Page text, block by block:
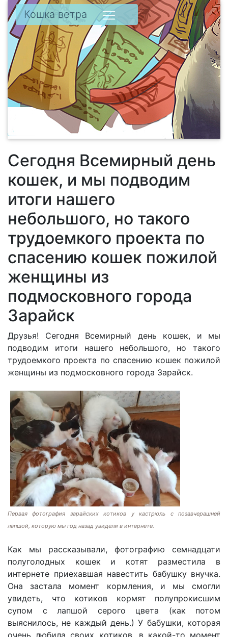
Кошка ветра
Сегодня Всемирный день
кошек, и мы подводим
итоги нашего
небольшого, но такого
трудоемкого проекта по
спасению кошек пожилой
женщины из
подмосковного города
Зарайск
Друзья! Сегодня Всемирный день кошек, и мы
подводим итоги нашего небольшого, но такого
трудоемкого проекта по спасению кошек пожилой
женщины из подмосковного города Зарайск.
Первая фотография зарайских котиков у кастрюль с позавчерашней
лапшой, которую мы год назад увидели в интернете.
Как мы рассказывали, фотографию семнадцати
полуголодных кошек и котят разместила в
интернете приехавшая навестить бабушку внучка.
Она застала момент кормления, и мы смогли
увидеть, что котиков кормят полупрокисшим
супом с лапшой серого цвета (как потом
выяснилось, не каждый день.) У бабушки, которая